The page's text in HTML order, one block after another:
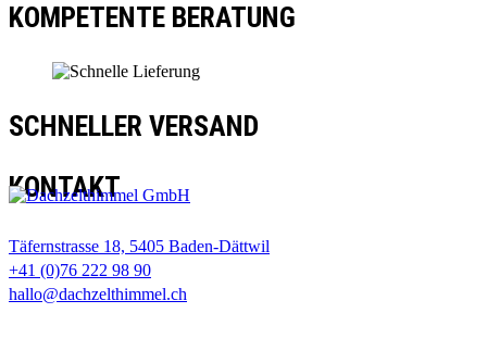
KOMPETENTE BERATUNG
SCHNELLER VERSAND
KONTAKT
Täfernstrasse 18, 5405 Baden-Dättwil
+41 (0)76 222 98 90
hallo@dachzelthimmel.ch